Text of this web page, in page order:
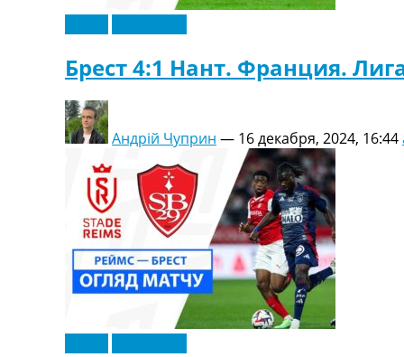
Брест 4:1 Нант. Франция.
Андрій Чуприн — 16 декабря, 2024, 16:44